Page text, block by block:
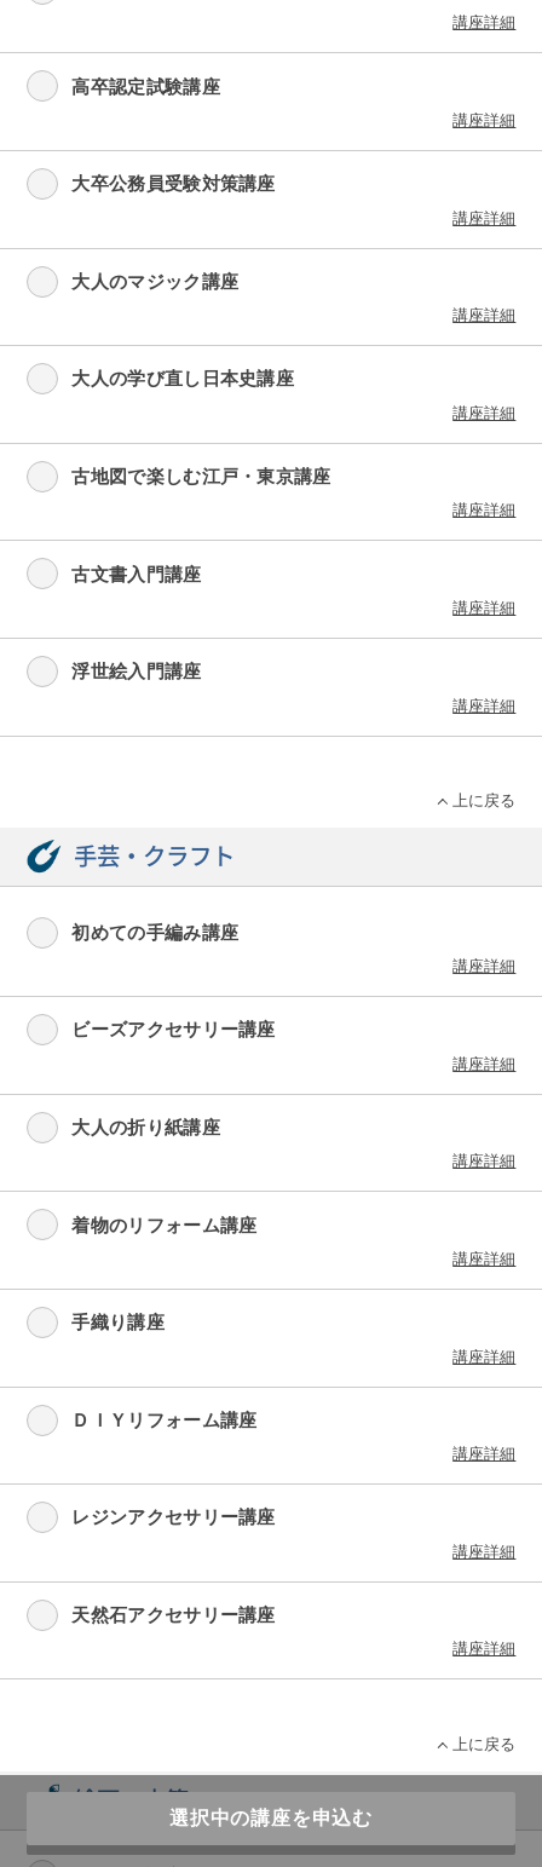
講座詳細
高卒認定試験講座
講座詳細
大卒公務員受験対策講座
講座詳細
大人のマジック講座
講座詳細
大人の学び直し日本史講座
講座詳細
古地図で楽しむ江戸・東京講座
講座詳細
古文書入門講座
講座詳細
浮世絵入門講座
講座詳細
上に戻る
手芸・クラフト
初めての手編み講座
講座詳細
ビーズアクセサリー講座
講座詳細
大人の折り紙講座
講座詳細
着物のリフォーム講座
講座詳細
手織り講座
講座詳細
ＤＩＹリフォーム講座
講座詳細
レジンアクセサリー講座
講座詳細
天然石アクセサリー講座
講座詳細
上に戻る
絵画・文筆
選択中の講座を申込む